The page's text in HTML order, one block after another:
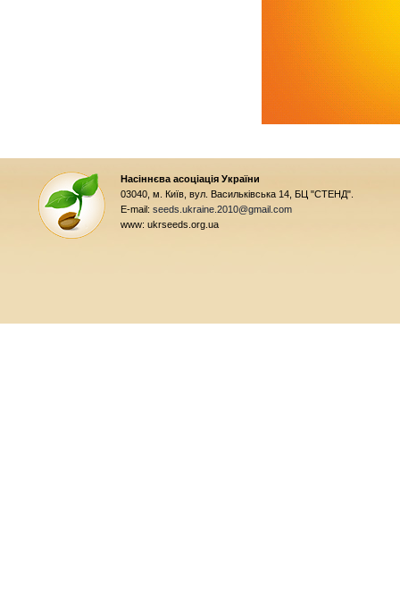
Насіннєва асоціація України
03040, м. Київ, вул. Васильківська 14, БЦ "СТЕНД".
E-mail: seeds.ukraine.2010@gmail.com
www: ukrseeds.org.ua